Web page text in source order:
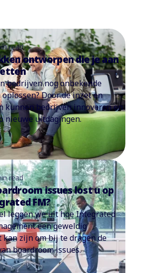
read
ontworpen die je aan
bedrijven nog onbekende
Door de inzet en
kunnen bedrijven innoveren en
nieuwe uitdagingen.
read
issues lost u op
FM?
leggen we uit hoe Integrated
een geweldig
zijn om bij te dragen de
boardroom issues.